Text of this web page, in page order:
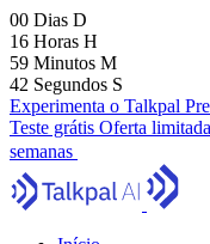
00 Dias D
16 Horas H
59 Minutos M
41 Segundos S
Experimenta o Talkpal
Teste grátis Oferta
semanas